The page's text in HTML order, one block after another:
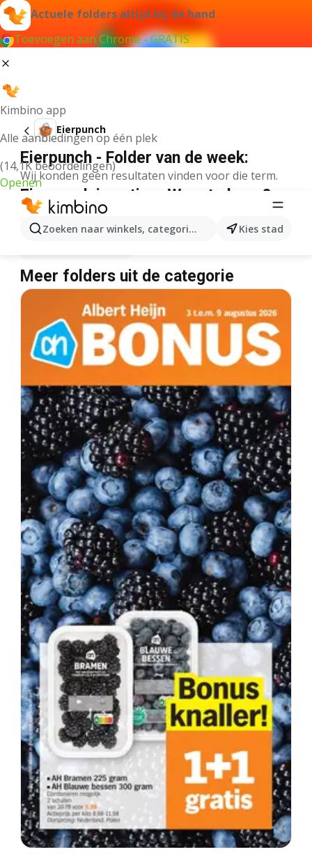
Actuele folders altijd bij de hand
Toevoegen aan Chrome - GRATIS
Kimbino app
Alle aanbiedingen op één plek
(14,1K beoordelingen)
Openen
Zoeken naar winkels, categorieën, producten...
Kies stad
Eierpunch
Eierpunch - Folder van de week:
Wij konden geen resultaten vinden voor die term.
Eierpunch in actie – Waar te koop?
Meer folders uit de categorie